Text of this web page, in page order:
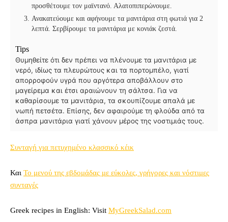
προσθέτουμε τον μαϊντανό. Αλατοπιπερώνουμε.
Ανακατεύουμε και αφήνουμε τα μανιτάρια στη φωτιά για 2
λεπτά. Σερβίρουμε τα μανιτάρια με κονιάκ ζεστά.
Tips
Θυμηθείτε ότι δεν πρέπει να πλένουμε τα μανιτάρια με
νερό, ιδίως τα πλευρώτους και τα πορτομπέλο, γιατί
απορροφούν υγρά που αργότερα αποβάλλουν στο
μαγείρεμα και έτσι αραιώνουν τη σάλτσα. Για να
καθαρίσουμε τα μανιτάρια, τα σκουπίζουμε απαλά με
νωπή πετσέτα. Επίσης, δεν αφαιρούμε τη φλούδα από τα
άσπρα μανιτάρια γιατί χάνουν μέρος της νοστιμιάς τους.
Συνταγή για πετυχημένο κλασσικό κέικ
Και Το μενού της εβδομάδας με εύκολες, γρήγορες και νόστιμες
συνταγές
Greek recipes in English: Visit MyGreekSalad.com